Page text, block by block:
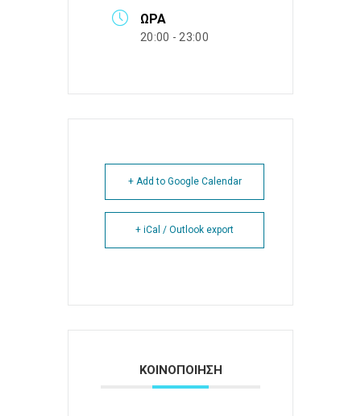
ΏΡΑ
20:00 - 23:00
+ Add to Google Calendar
+ iCal / Outlook export
ΚΟΙΝΟΠΟΙΗΣΗ